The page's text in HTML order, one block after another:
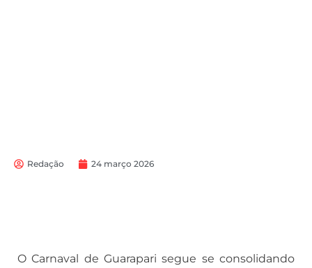
Redação 24 março 2026
O Carnaval de Guarapari segue se consolidando